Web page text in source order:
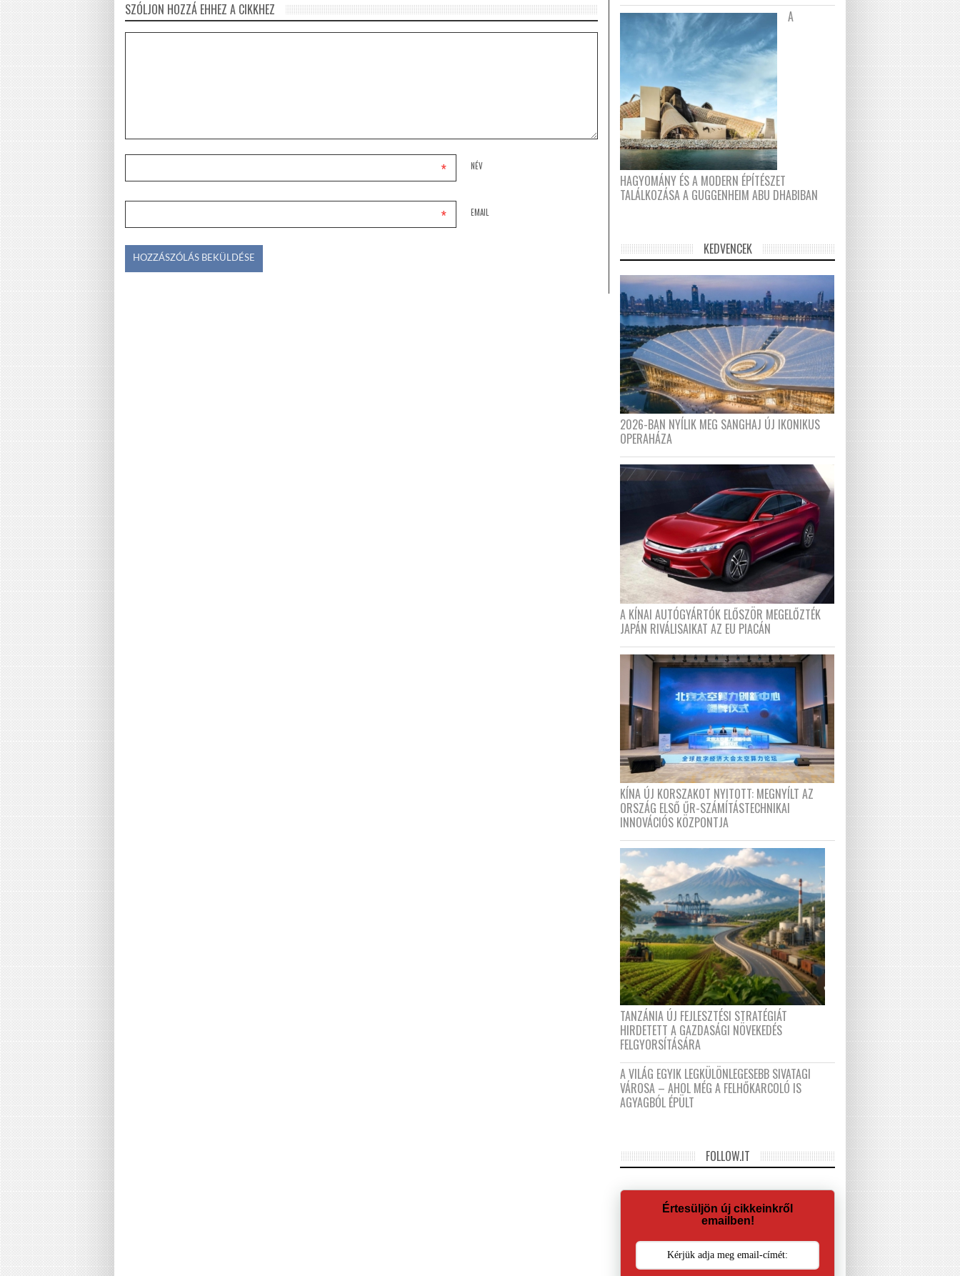
SZÓLJON HOZZÁ EHHEZ A CIKKHEZ
NÉV
*
EMAIL
*
A
HAGYOMÁNY ÉS A MODERN ÉPÍTÉSZET
TALÁLKOZÁSA A GUGGENHEIM ABU DHABIBAN
KEDVENCEK
2026-BAN NYÍLIK MEG SANGHAJ ÚJ IKONIKUS
OPERAHÁZA
A KÍNAI AUTÓGYÁRTÓK ELŐSZÖR MEGELŐZTÉK
JAPÁN RIVÁLISAIKAT AZ EU PIACÁN
KÍNA ÚJ KORSZAKOT NYITOTT: MEGNYÍLT AZ
ORSZÁG ELSŐ ŰR-SZÁMÍTÁSTECHNIKAI
INNOVÁCIÓS KÖZPONTJA
TANZÁNIA ÚJ FEJLESZTÉSI STRATÉGIÁT
HIRDETETT A GAZDASÁGI NÖVEKEDÉS
FELGYORSÍTÁSÁRA
A VILÁG EGYIK LEGKÜLÖNLEGESEBB SIVATAGI
VÁROSA – AHOL MÉG A FELHŐKARCOLÓ IS
AGYAGBÓL ÉPÜLT
FOLLOW.IT
Értesüljön új cikkeinkről
emailben!